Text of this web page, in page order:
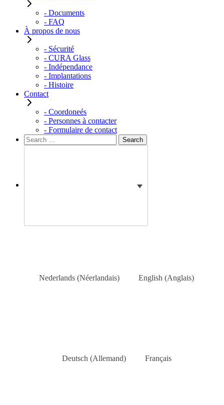
- Documents
- FAQ
À propos de nous
- Sécurité
- CURA Glass
- Indépendance
- Implantations
- Histoire
Contact
- Coordoneés
- Personnes à contacter
- Formulaire de contact
Rechercher :
Search
Nederlands (Néerlandais) English (Anglais)
Deutsch(Allemand) Français